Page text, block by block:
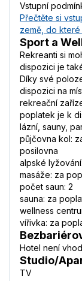
Vstupní
Přečtěte si
země, do které
Sport a
Rekreanti si
dispozici je
Díky své
dispozici na
rekreační
poplatek je k
lázní, sauny,
půjčovna kol:
posilovna
alpské
masáže: za
počet saun: 2
sauna: za
wellness
vířivka: za
Hotel není
Studio/
TV